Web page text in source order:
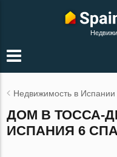
Недвижимость в Испании
ДОМ В ТОССА-
ИСПАНИЯ 6